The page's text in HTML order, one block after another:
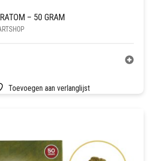
– 50 GRAM
Toevoegen aan verlanglijst